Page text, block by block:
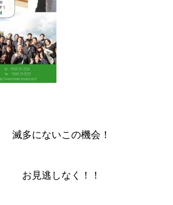
滅多にないこの機会！
お見逃しなく！！